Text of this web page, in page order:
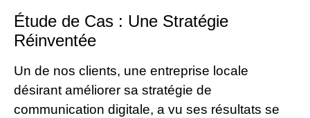
Étude de Cas : Une Stratégie
Réinventée
Un de nos clients, une entreprise locale
désirant améliorer sa stratégie de
communication digitale, a vu ses résultats se